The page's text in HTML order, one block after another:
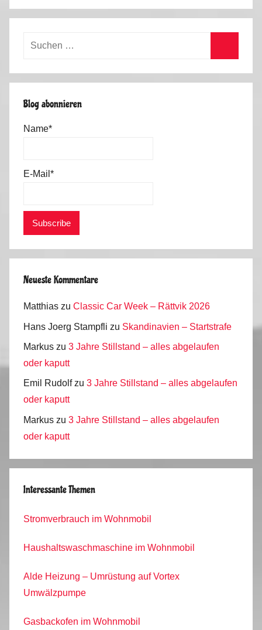
Suchen
Blog abonnieren
Name*
E-Mail*
Neueste Kommentare
Matthias zu Classic Car Week – Rättvik 2026
Hans Joerg Stampfli zu Skandinavien – Startstrafe
Markus zu 3 Jahre Stillstand – alles abgelaufen
oder kaputt
Emil Rudolfzu 3 Jahre Stillstand – alles abgelaufen
oder kaputt
Markus zu 3 Jahre Stillstand – alles abgelaufen
oder kaputt
Interessante Themen
Stromverbrauch im Wohnmobil
Haushaltswaschmaschine im Wohnmobil
Alde Heizung – Umrüstung auf Vortex
Umwälzpumpe
Gasbackofen im Wohnmobil